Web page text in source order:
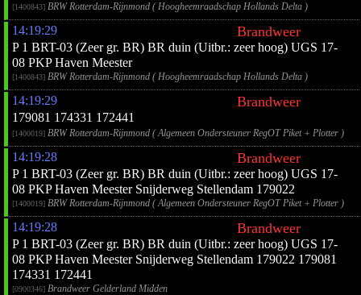
[1400843] BRW Rotterdam-Rijnmond ( Hoogheemraadschap Hollands Delta )
14:19:29 Brandweer
P 1 BRT-03 (Zeer gr. BR) BR duin (Uitbr.: zeer hoog) UGS 17-
08 PKP Haven Meester
[1400843] BRW Rotterdam-Rijnmond ( Hoogheemraadschap Hollands Delta )
14:19:29 Brandweer
179081 174331 172441
[1400019] BRW Rotterdam-Rijnmond ( Algemeen Ondersteuner RegOT Piket + Plotter )
14:19:28 Brandweer
P 1 BRT-03 (Zeer gr. BR) BR duin (Uitbr.: zeer hoog) UGS 17-
08 PKP Haven Meester Snijderweg Stellendam 179022
[1400019] BRW Rotterdam-Rijnmond ( Algemeen Ondersteuner RegOT Piket + Plotter )
14:19:28 Brandweer
P 1 BRT-03 (Zeer gr. BR) BR duin (Uitbr.: zeer hoog) UGS 17-
08 PKP Haven Meester Snijderweg Stellendam 179022 179081
174331 172441
[0900346] Brandweer Gelderland Midden